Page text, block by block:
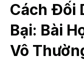
Cách Đối
Bại: Bài
Vô